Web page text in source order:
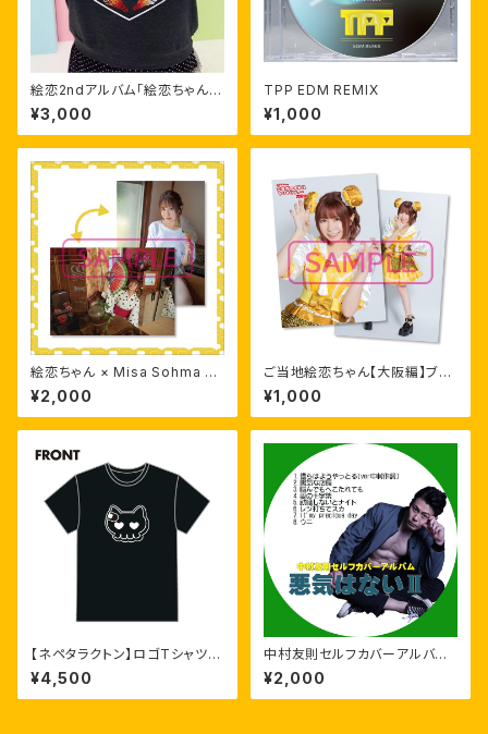
絵恋2ndアルバム「絵恋ちゃんち
ゃんとして」
¥3,000
TPP EDM REMIX
¥1,000
絵恋ちゃん × Misa Sohma ポ
スター
¥2,000
ご当地絵恋ちゃん【大阪編】ブロ
マイドセット
¥1,000
【ネペタラクトン】ロゴTシャツ
【XL】
¥4,500
中村友則セルフカバーアルバム
「悪気はないⅡ」
¥2,000